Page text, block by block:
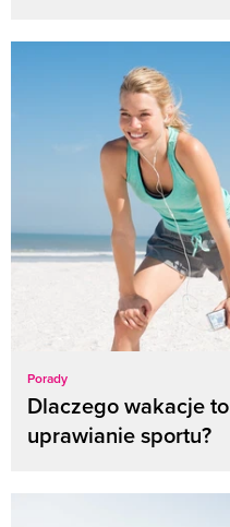
Porady
Dlaczego wakacje
uprawianie sportu?